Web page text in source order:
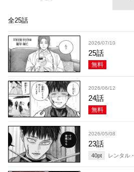
全25話
2026/07/10
25話
無料
2026/06/12
24話
無料
2026/05/08
23話
40pt レンタル・